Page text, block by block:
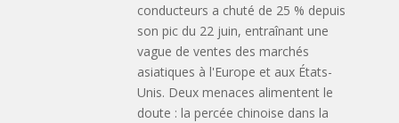
conducteurs a chuté de 25 % depuis
son pic du 22 juin, entraînant une
vague de ventes des marchés
asiatiques à l'Europe et aux États-
Unis. Deux menaces alimentent le
doute : la percée chinoise dans la